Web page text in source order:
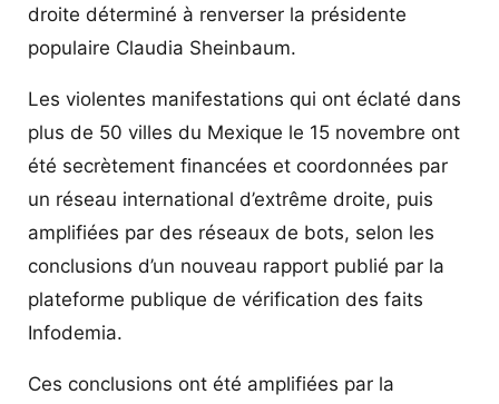
droite déterminé à renverser la présidente
populaire Claudia Sheinbaum.
Les violentes manifestations qui ont éclaté dans
plus de 50 villes du Mexique le 15 novembre ont
été secrètement financées et coordonnées par
un réseau international d’extrême droite, puis
amplifiées par des réseaux de bots, selon les
conclusions d’un nouveau rapport publié par la
plateforme publique de vérification des faits
Infodemia.
Ces conclusions ont été amplifiées par la